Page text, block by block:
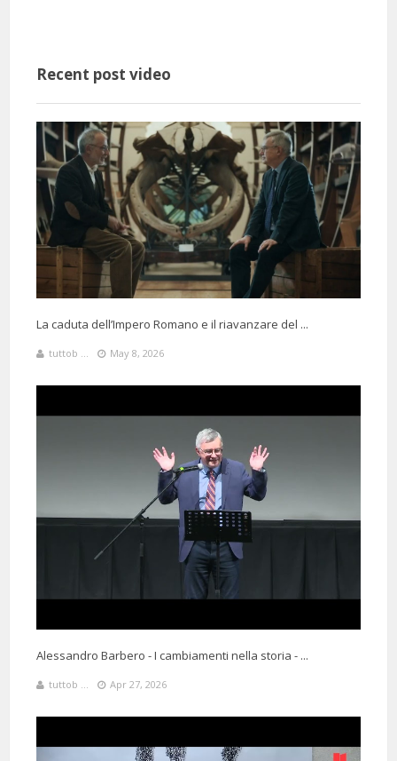
Recent post video
La caduta dell’Impero Romano e il riavanzare del ...
tuttob ... May 8, 2026
Alessandro Barbero - I cambiamenti nella storia - ...
tuttob ... Apr 27, 2026